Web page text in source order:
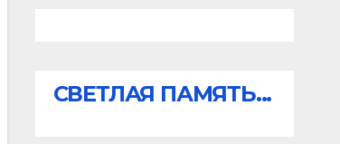
СВЕТЛАЯ ПАМЯТЬ...